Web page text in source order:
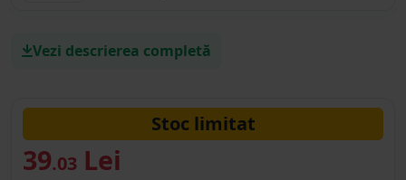
Vezi descrierea completă
Stoc limitat
39.03 Lei